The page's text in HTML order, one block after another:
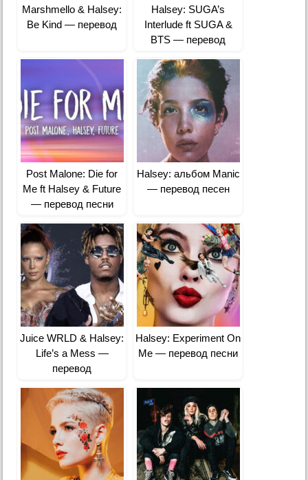
Marshmello & Halsey:
Be Kind — перевод
Halsey: SUGA’s
Interlude ft SUGA &
BTS — перевод
Post Malone: Die for
Me ft Halsey & Future
— перевод песни
Halsey: альбом Manic
— перевод песен
Juice WRLD & Halsey:
Life’s a Mess —
перевод
Halsey: Experiment On
Me — перевод песни